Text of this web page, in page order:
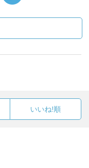
いいね!順